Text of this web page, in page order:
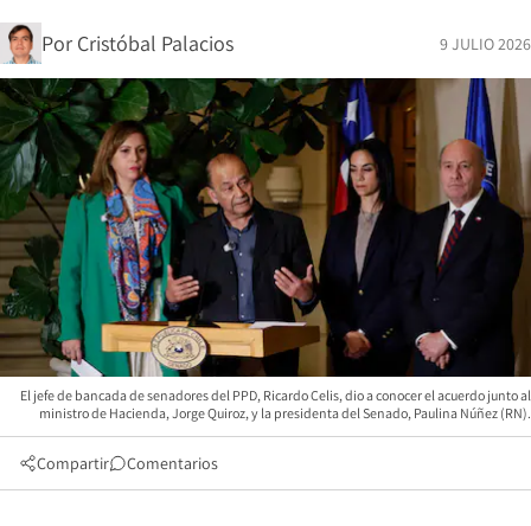
Por Cristóbal Palacios 9 JULIO 2026
El jefe de bancada de senadores del PPD, Ricardo Celis, dio a conocer el acuerdo junto al
ministro de Hacienda, Jorge Quiroz, y la presidenta del Senado, Paulina Núñez (RN).
Compartir Comentarios